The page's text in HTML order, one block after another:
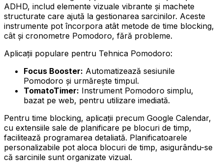
ADHD, includ elemente vizuale vibrante și machete
structurate care ajută la gestionarea sarcinilor. Aceste
instrumente pot încorpora atât metode de time blocking,
cât și cronometre Pomodoro, fără probleme.
Aplicații populare pentru Tehnica Pomodoro:
Focus Booster: Automatizează sesiunile
Pomodoro și urmărește timpul.
TomatoTimer: Instrument Pomodoro simplu,
bazat pe web, pentru utilizare imediată.
Pentru time blocking, aplicații precum Google Calendar,
cu extensiile sale de planificare pe blocuri de timp,
facilitează programarea detaliată. Planificatoarele
personalizabile pot aloca blocuri de timp, asigurându-se
că sarcinile sunt organizate vizual.